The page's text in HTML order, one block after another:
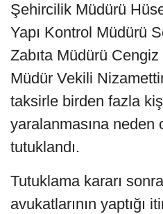
Şehircilik Müdürü
Yapı Kontrol Müdürü
Zabıta Müdürü
Müdür Vekili
taksirle birden fazla
yaralanmasına neden
tutuklandı.
Tutuklama kararı
avukatlarının yaptığı